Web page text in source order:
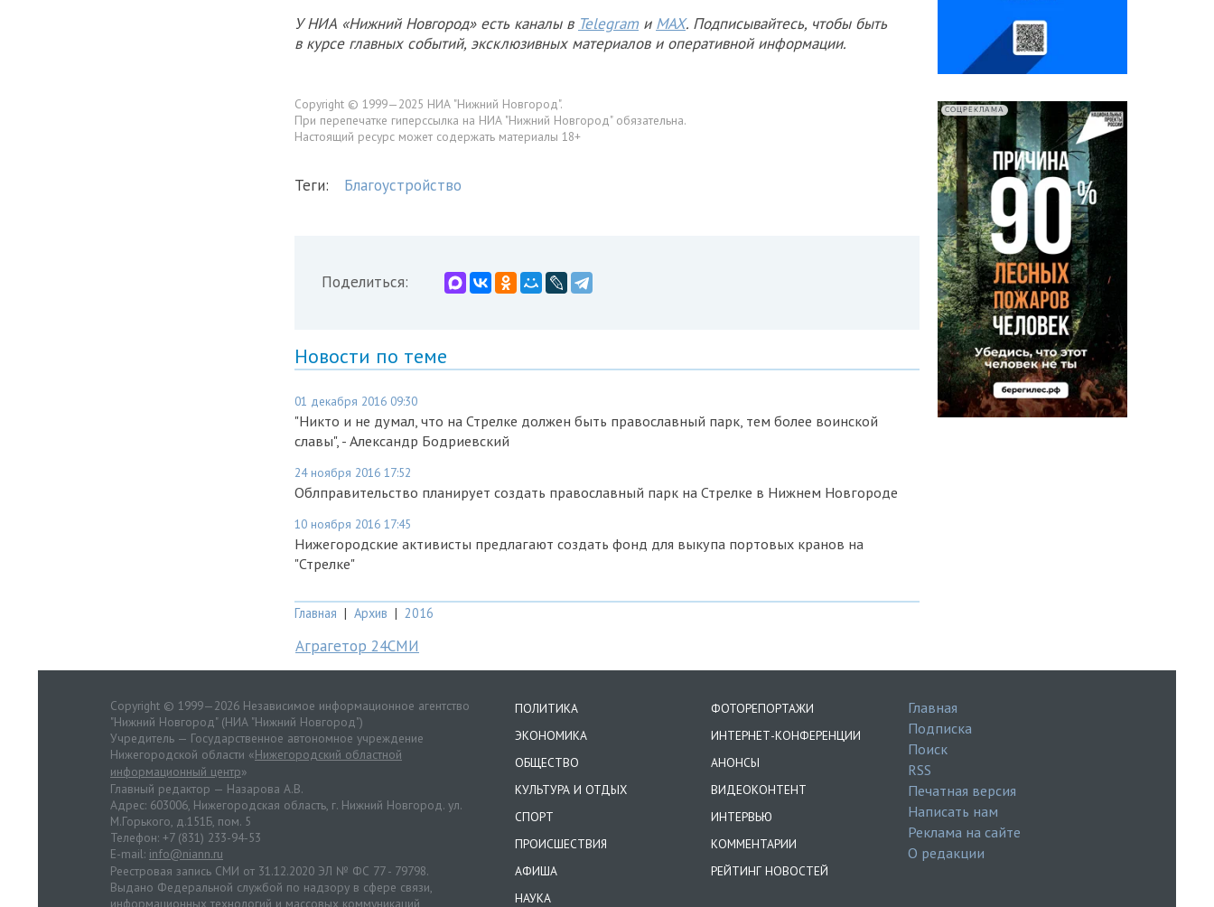
У НИА «Нижний Новгород» есть каналы в Telegram и MAX. Подписывайтесь, чтобы быть
в курсе главных событий, эксклюзивных материалов и оперативной информации.
Copyright © 1999—2025 НИА "Нижний Новгород".
При перепечатке гиперссылка на НИА "Нижний Новгород" обязательна.
Настоящий ресурс может содержать материалы 18+
Теги: Благоустройство
Поделиться:
Новости по теме
01 декабря 2016 09:30
"Никто и не думал, что на Стрелке должен быть православный парк, тем более воинской
славы", - Александр Бодриевский
24 ноября 2016 17:52
Облправительство планирует создать православный парк на Стрелке в Нижнем Новгороде
10 ноября 2016 17:45
Нижегородские активисты предлагают создать фонд для выкупа портовых кранов на
"Стрелке"
Главная | Архив | 2016
Аграгетор 24СМИ
СОЦРЕКЛАМА
Copyright © 1999—2026 Независимое информационное агентство
"Нижний Новгород" (НИА "Нижний Новгород")
Учредитель — Государственное автономное учреждение
Нижегородской области «Нижегородский областной
информационный центр»
Главный редактор — Назарова А.В.
Адрес: 603006, Нижегородская область, г. Нижний Новгород. ул.
М.Горького, д.151Б, пом. 5
Телефон: +7 (831) 233-94-53
E-mail: info@niann.ru
Реестровая запись СМИ от 31.12.2020 ЭЛ № ФС 77 - 79798.
Выдано Федеральной службой по надзору в сфере связи,
информационных технологий и массовых коммуникаций
ПОЛИТИКА
ЭКОНОМИКА
ОБЩЕСТВО
КУЛЬТУРА И ОТДЫХ
СПОРТ
ПРОИСШЕСТВИЯ
АФИША
НАУКА
ФОТОРЕПОРТАЖИ
ИНТЕРНЕТ-КОНФЕРЕНЦИИ
АНОНСЫ
ВИДЕОКОНТЕНТ
ИНТЕРВЬЮ
КОММЕНТАРИИ
РЕЙТИНГ НОВОСТЕЙ
Главная
Подписка
Поиск
RSS
Печатная версия
Написать нам
Реклама на сайте
О редакции